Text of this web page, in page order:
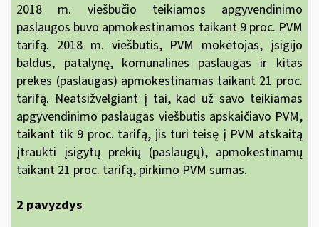
2018 m. viešbučio teikiamos apgyvendinimo
paslaugos buvo apmokestinamos taikant 9 proc. PVM
tarifą. 2018 m. viešbutis, PVM mokėtojas, įsigijo
baldus, patalynę, komunalines paslaugas ir kitas
prekes (paslaugas) apmokestinamas taikant 21 proc.
tarifą. Neatsižvelgiant į tai, kad už savo teikiamas
apgyvendinimo paslaugas viešbutis apskaičiavo PVM,
taikant tik 9 proc. tarifą, jis turi teisę į PVM atskaitą
įtraukti įsigytų prekių (paslaugų), apmokestinamų
taikant 21 proc. tarifą, pirkimo PVM sumas.
2 pavyzdys